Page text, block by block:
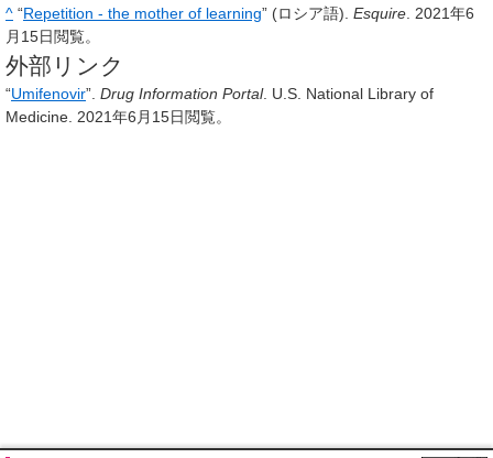
^ “Repetition - the mother of learning” (ロシア語). Esquire 2021年6
月15日閲覧。
外部リンク
“Umifenovir”. Drug Information Portal. U.S. National Library of
Medicine. 2021年6月15日閲覧。